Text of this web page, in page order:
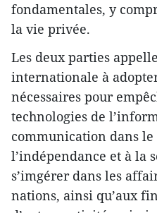
fondamentales, y
la vie privée.
Les deux parties
internationale à
nécessaires pour
technologies de
communication dans
l’indépendance et à la
s’imgérer dans les
nations, ainsi qu’aux